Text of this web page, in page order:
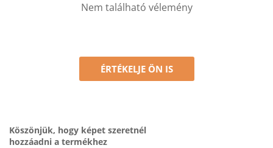
Nem található vélemény
ÉRTÉKELJE ÖN IS
Köszönjük, hogy képet szeretnél
hozzáadni a termékhez